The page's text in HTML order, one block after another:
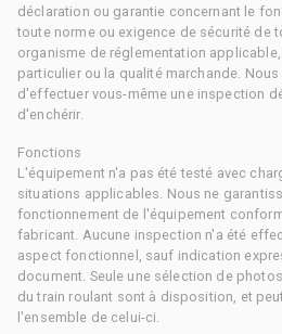
déclaration ou garantie concernant le
toute norme ou exigence de sécurité de
organisme de réglementation
particulier ou la qualité marchande.
d'effectuer vous-même une inspection
d'enchérir.
Fonctions
L'équipement n'a pas été testé avec
situations applicables. Nous ne
fonctionnement de l'équipement
fabricant. Aucune inspection n'a été
aspect fonctionnel, sauf indication
document. Seule une sélection de
du train roulant sont à disposition, et
l'ensemble de celui-ci.